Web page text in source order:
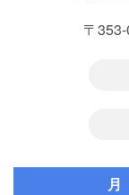
〒
月